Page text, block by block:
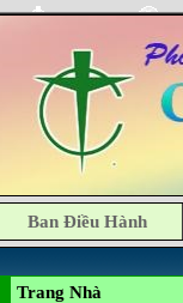
Ban Điều Hành
Trang Nhà